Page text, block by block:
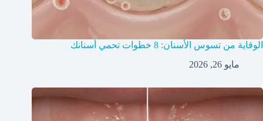
الوقاية من تسوس الأسنان: 8 خطوات تحمي أسنانك
مايو 26, 2026